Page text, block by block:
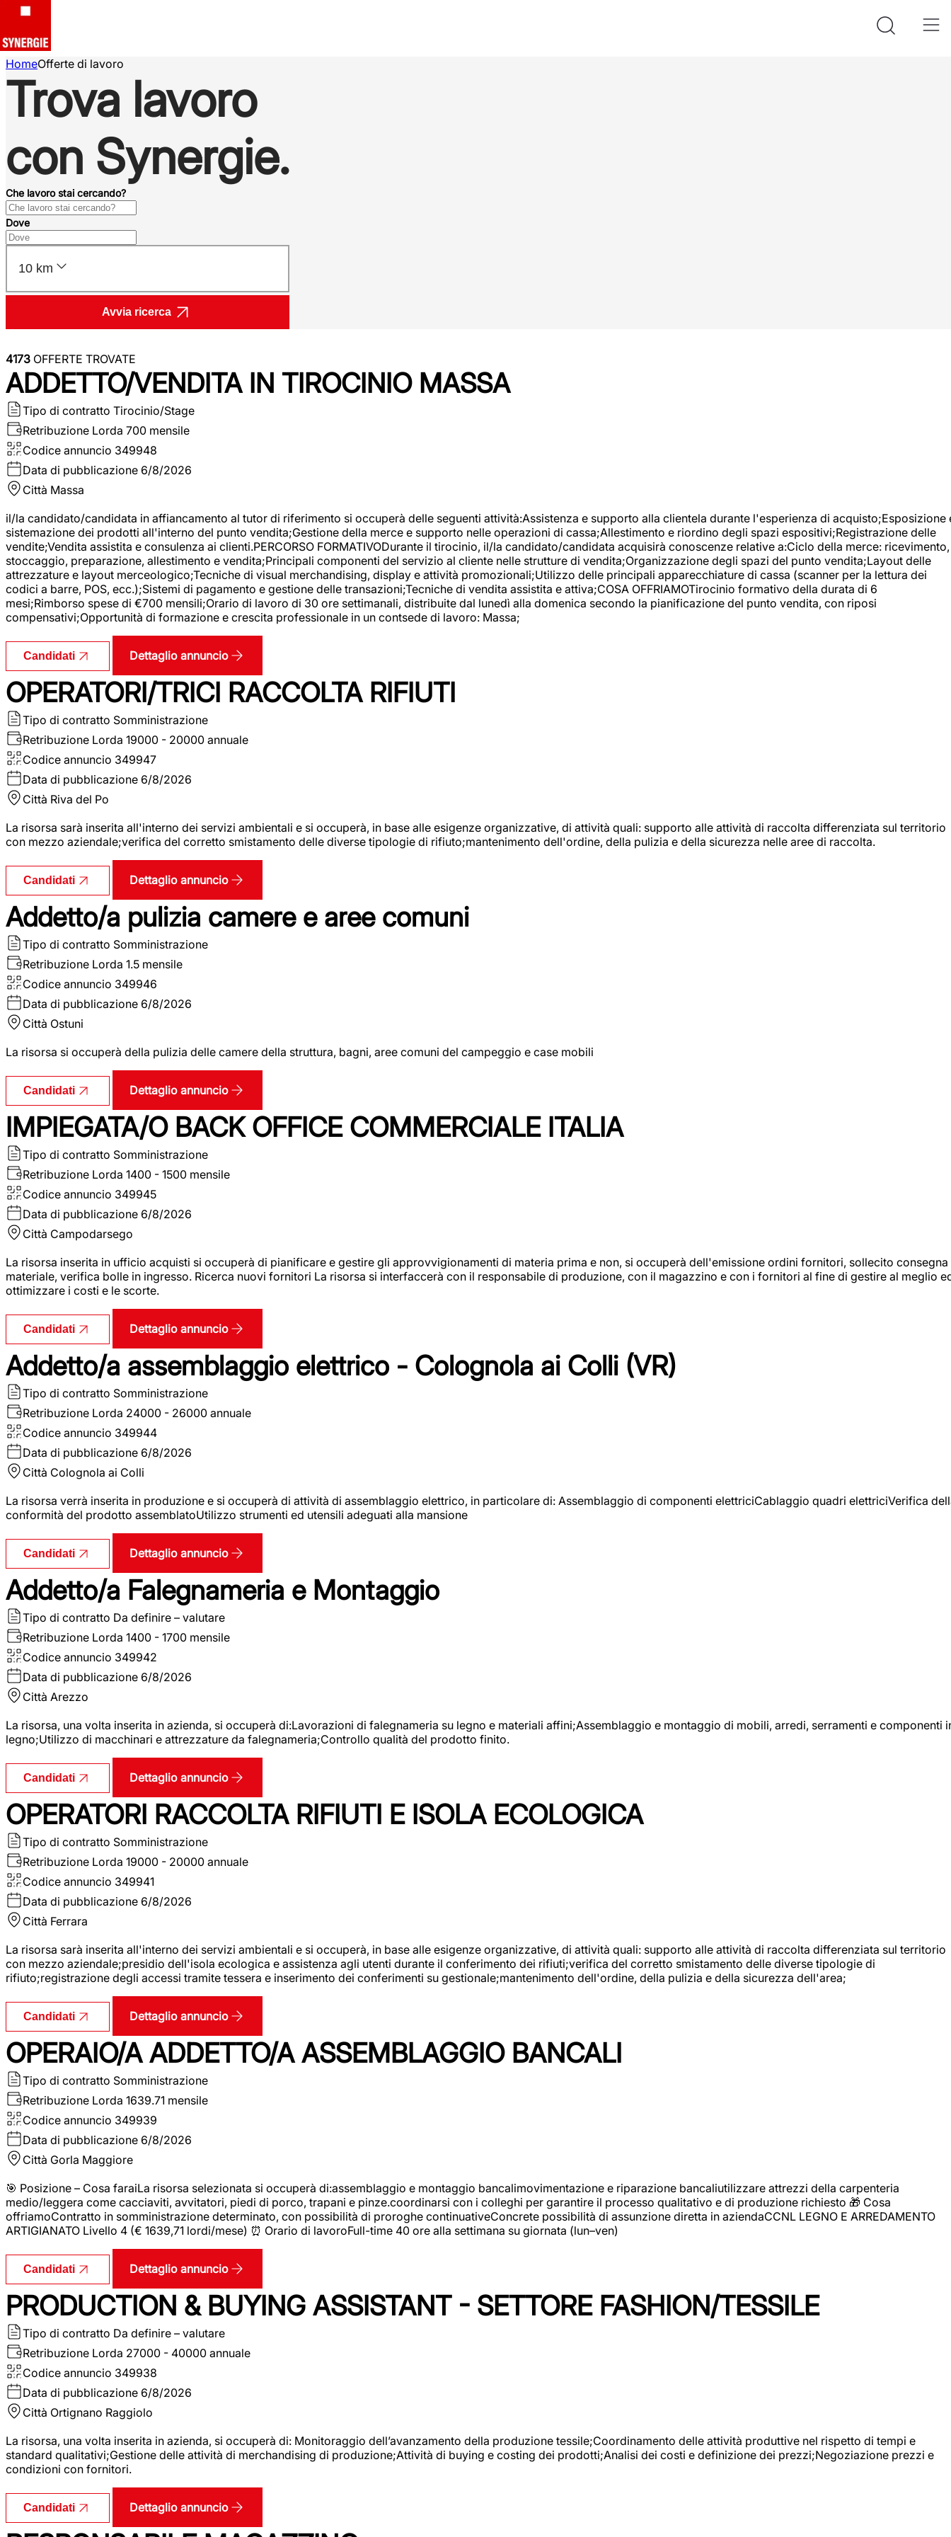
HomeOfferte di lavoro
Trova lavoro
con Synergie.
Che lavoro stai cercando?
Dove
10 km
Avvia ricerca
4173 OFFERTE TROVATE
ADDETTO/VENDITA IN TIROCINIO MASSA
Tipo di contratto Tirocinio/Stage
Retribuzione Lorda 700 mensile
Codice annuncio 349948
Data di pubblicazione 6/8/2026
Città Massa
il/la candidato/candidata in affiancamento al tutor di riferimento si occuperà delle seguenti attività:Assistenza e supporto alla clientela durante l'esperienza di acquisto;Esposizione
sistemazione dei prodotti all'interno del punto vendita;Gestione della merce e supporto nelle operazioni di cassa;Allestimento e riordino degli spazi espositivi;Registrazione delle
vendite;Vendita assistita e consulenza ai clienti.PERCORSO FORMATIVODurante il tirocinio, il/la candidato/candidata acquisirà conoscenze relative a:Ciclo della merce: ricevimento,
stoccaggio, preparazione, allestimento e vendita;Principali componenti del servizio al cliente nelle strutture di vendita;Organizzazione degli spazi del punto vendita;Layout delle
attrezzature e layout merceologico;Tecniche di visual merchandising, display e attività promozionali;Utilizzo delle principali apparecchiature di cassa (scanner per la lettura dei
codici a barre, POS, ecc.);Sistemi di pagamento e gestione delle transazioni;Tecniche di vendita assistita e attiva;COSA OFFRIAMOTirocinio formativo della durata di 6
mesi;Rimborso spese di €700 mensili;Orario di lavoro di 30 ore settimanali, distribuite dal lunedì alla domenica secondo la pianificazione del punto vendita, con riposi
compensativi;Opportunità di formazione e crescita professionale in un contsede di lavoro: Massa;
Candidati Dettaglio annuncio
OPERATORI/TRICI RACCOLTA RIFIUTI
Tipo di contratto Somministrazione
Retribuzione Lorda 19000 - 20000 annuale
Codice annuncio 349947
Data di pubblicazione 6/8/2026
Città Riva del Po
La risorsa sarà inserita all'interno dei servizi ambientali e si occuperà, in base alle esigenze organizzative, di attività quali: supporto alle attività di raccolta differenziata sul territorio
con mezzo aziendale;verifica del corretto smistamento delle diverse tipologie di rifiuto;mantenimento dell'ordine, della pulizia e della sicurezza nelle aree di raccolta.
Candidati Dettaglio annuncio
Addetto/a pulizia camere e aree comuni
Tipo di contratto Somministrazione
Retribuzione Lorda 1.5 mensile
Codice annuncio 349946
Data di pubblicazione 6/8/2026
Città Ostuni
La risorsa si occuperà della pulizia delle camere della struttura, bagni, aree comuni del campeggio e case mobili
Candidati Dettaglio annuncio
IMPIEGATA/O BACK OFFICE COMMERCIALE ITALIA
Tipo di contratto Somministrazione
Retribuzione Lorda 1400 - 1500 mensile
Codice annuncio 349945
Data di pubblicazione 6/8/2026
Città Campodarsego
La risorsa inserita in ufficio acquisti si occuperà di pianificare e gestire gli approvvigionamenti di materia prima e non, si occuperà dell'emissione ordini fornitori, sollecito consegna
materiale, verifica bolle in ingresso. Ricerca nuovi fornitori La risorsa si interfaccerà con il responsabile di produzione, con il magazzino e con i fornitori al fine di gestire al meglio
ottimizzare i costi e le scorte.
Candidati Dettaglio annuncio
Addetto/a assemblaggio elettrico - Colognola ai Colli (VR)
Tipo di contratto Somministrazione
Retribuzione Lorda 24000 - 26000 annuale
Codice annuncio 349944
Data di pubblicazione 6/8/2026
Città Colognola ai Colli
La risorsa verrà inserita in produzione e si occuperà di attività di assemblaggio elettrico, in particolare di: Assemblaggio di componenti elettriciCablaggio quadri elettriciVerifica
conformità del prodotto assemblatoUtilizzo strumenti ed utensili adeguati alla mansione
Candidati Dettaglio annuncio
Addetto/a Falegnameria e Montaggio
Tipo di contratto Da definire – valutare
Retribuzione Lorda 1400 - 1700 mensile
Codice annuncio 349942
Data di pubblicazione 6/8/2026
Città Arezzo
La risorsa, una volta inserita in azienda, si occuperà di:Lavorazioni di falegnameria su legno e materiali affini;Assemblaggio e montaggio di mobili, arredi, serramenti e componenti
legno;Utilizzo di macchinari e attrezzature da falegnameria;Controllo qualità del prodotto finito.
Candidati Dettaglio annuncio
OPERATORI RACCOLTA RIFIUTI E ISOLA ECOLOGICA
Tipo di contratto Somministrazione
Retribuzione Lorda 19000 - 20000 annuale
Codice annuncio 349941
Data di pubblicazione 6/8/2026
Città Ferrara
La risorsa sarà inserita all'interno dei servizi ambientali e si occuperà, in base alle esigenze organizzative, di attività quali: supporto alle attività di raccolta differenziata sul territorio
con mezzo aziendale;presidio dell'isola ecologica e assistenza agli utenti durante il conferimento dei rifiuti;verifica del corretto smistamento delle diverse tipologie di
rifiuto;registrazione degli accessi tramite tessera e inserimento dei conferimenti su gestionale;mantenimento dell'ordine, della pulizia e della sicurezza dell'area;
Candidati Dettaglio annuncio
OPERAIO/A ADDETTO/A ASSEMBLAGGIO BANCALI
Tipo di contratto Somministrazione
Retribuzione Lorda 1639.71 mensile
Codice annuncio 349939
Data di pubblicazione 6/8/2026
Città Gorla Maggiore
🎯 Posizione – Cosa faraiLa risorsa selezionata si occuperà di:assemblaggio e montaggio bancalimovimentazione e riparazione bancaliutilizzare attrezzi della carpenteria
medio/leggera come cacciaviti, avvitatori, piedi di porco, trapani e pinze.coordinarsi con i colleghi per garantire il processo qualitativo e di produzione richiesto 🎁 Cosa
offriamoContratto in somministrazione determinato, con possibilità di proroghe continuativeConcrete possibilità di assunzione diretta in aziendaCCNL LEGNO E ARREDAMENTO
ARTIGIANATO Livello 4 (€ 1639,71 lordi/mese) ⏰ Orario di lavoroFull-time 40 ore alla settimana su giornata (lun–ven)
Candidati Dettaglio annuncio
PRODUCTION & BUYING ASSISTANT - SETTORE FASHION/TESSILE
Tipo di contratto Da definire – valutare
Retribuzione Lorda 27000 - 40000 annuale
Codice annuncio 349938
Data di pubblicazione 6/8/2026
Città Ortignano Raggiolo
La risorsa, una volta inserita in azienda, si occuperà di: Monitoraggio dell’avanzamento della produzione tessile;Coordinamento delle attività produttive nel rispetto di tempi e
standard qualitativi;Gestione delle attività di merchandising di produzione;Attività di buying e costing dei prodotti;Analisi dei costi e definizione dei prezzi;Negoziazione prezzi e
condizioni con fornitori.
Candidati Dettaglio annuncio